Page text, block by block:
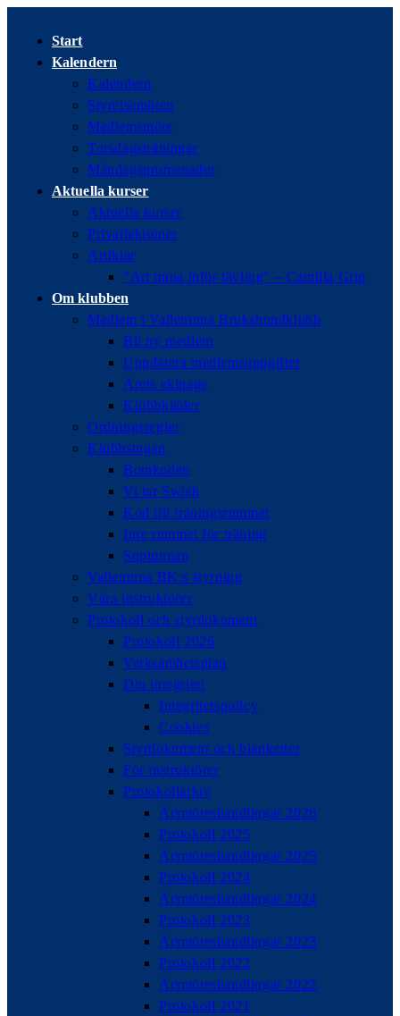
innehållet
Start
Kalendern
Kalendern
Styrelsemöten
Medlemsmöte
Torsdagsträningar
Måndagspromenader
Aktuella kurser
Aktuella kurser
Privatlektioner
Artiklar
”Att träna inför tävling” – Camilla Grip
Om klubben
Medlem i Vallentuna Brukshundklubb
Bli ny medlem
Uppdatera medlemsuppgifter
Årets ekipage
Klubbkläder
Ordningsregler
Klubbstugan
Bomkoden
Vi tar Swish
Kod till träningsrummet
Inre rummet för träning
Soptunnan
Vallentuna BK:s styrning
Våra instruktörer
Protokoll och styrdokument
Protokoll 2026
Verksamhetsplan
Din integritet
Integritetspolicy
Cookies
Styrdokument och blanketter
För instruktörer
Protokollarkiv
Årsmöteshandlingar 2026
Protokoll 2025
Årsmöteshandlingar 2025
Protokoll 2024
Årsmöteshandlingar 2024
Protokoll 2023
Årsmöteshandlingar 2023
Protokoll 2022
Årsmöteshandlingar 2022
Protokoll 2021